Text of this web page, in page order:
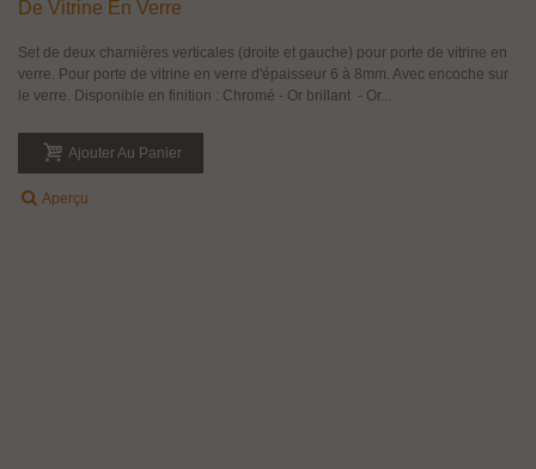
De Vitrine En Verre
Set de deux charnières verticales (droite et gauche) pour porte de vitrine en
verre. Pour porte de vitrine en verre d'épaisseur 6 à 8mm. Avec encoche sur
le verre. Disponible en finition : Chromé - Or brillant - Or...
Ajouter Au Panier
Aperçu